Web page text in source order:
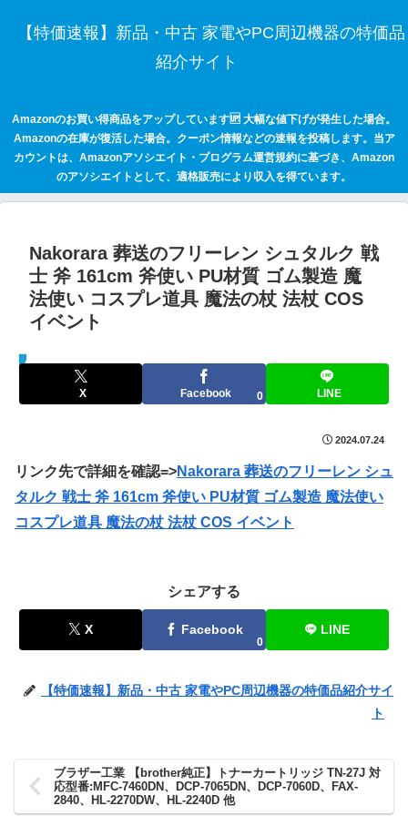
【特価速報】新品・中古 家電やPC周辺機器の特価品
紹介サイト
Amazonのお買い得商品をアップしています🆙 大幅な値下げが発生した場合。
Amazonの在庫が復活した場合。クーポン情報などの速報を投稿します。当ア
カウントは、Amazonアソシエイト・プログラム運営規約に基づき、Amazon
のアソシエイトとして、適格販売により収入を得ています。
Nakorara 葬送のフリーレン シュタルク 戦
士 斧 161cm 斧使い PU材質 ゴム製造 魔
法使い コスプレ道具 魔法の杖 法杖 COS
イベント
セールハンター 激安情報まとめサイト
X Facebook 0 LINE
2024.07.24
リンク先で詳細を確認=>Nakorara 葬送のフリーレン シュ
タルク 戦士 斧 161cm 斧使い PU材質 ゴム製造 魔法使い
コスプレ道具 魔法の杖 法杖 COS イベント
シェアする
X Facebook
0
LINE
【特価速報】新品・中古 家電やPC周辺機器の特価品紹介サイ
ト
ブラザー工業 【brother純正】トナーカートリッジ TN-27J 対
応型番:MFC-7460DN、DCP-7065DN、DCP-7060D、FAX-
2840、HL-2270DW、HL-2240D 他